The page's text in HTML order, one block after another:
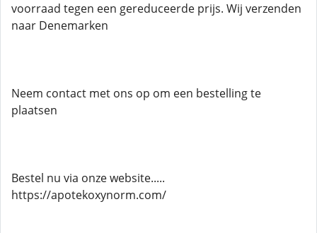
voorraad tegen een gereduceerde prijs. Wij verzenden
naar Denemarken
Neem contact met ons op om een ​​bestelling te
plaatsen
Bestel nu via onze website.....
https://apotekoxynorm.com/